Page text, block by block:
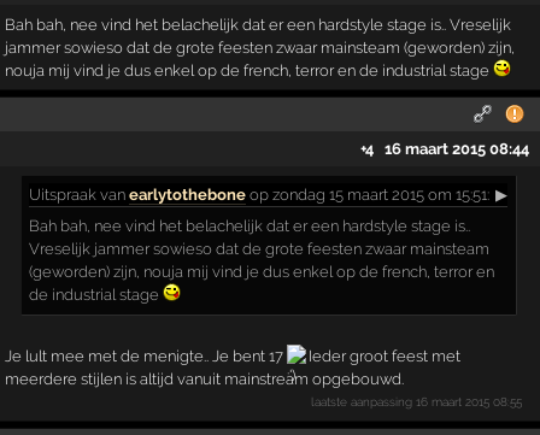
Bah bah, nee vind het belachelijk dat er een hardstyle stage is.. Vreselijk
jammer sowieso dat de grote feesten zwaar mainsteam (geworden) zijn,
nouja mij vind je dus enkel op de french, terror en de industrial stage
+4 16 maart 2015 08:44
Uitspraak vanearlytothebone op zondag 15 maart 2015 om 15:51: ▶
Bah bah, nee vind het belachelijk dat er een hardstyle stage is..
Vreselijk jammer sowieso dat de grote feesten zwaar mainsteam
(geworden) zijn, nouja mij vind je dus enkel op de french, terror en
de industrial stage
Je lult mee met de menigte.. Je bent 17
Ieder groot feest met
meerdere stijlen is altijd vanuit mainstream opgebouwd.
laatste aanpassing16 maart 2015 08:55